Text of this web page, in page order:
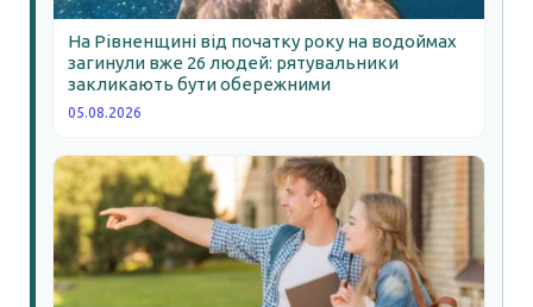
На Рівненщині від початку року на водоймах
загинули вже 26 людей: рятувальники
закликають бути обережними
05.08.2026